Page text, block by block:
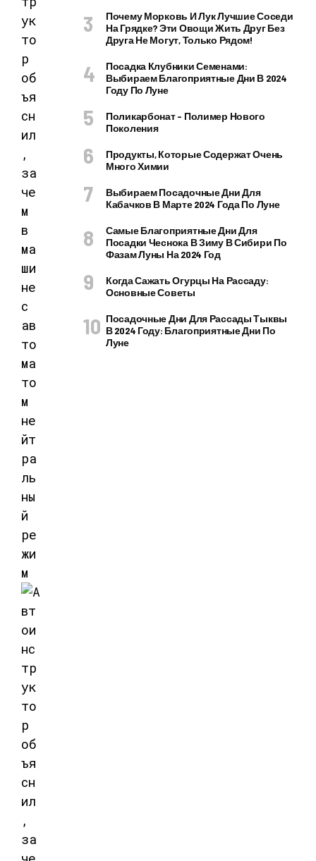
Почему Морковь И Лук Лучшие Соседи
На Грядке? Эти Овощи Жить Друг Без
Друга Не Могут, Только Рядом!
Посадка Клубники Семенами:
Выбираем Благоприятные Дни В 2024
Году По Луне
Поликарбонат – Полимер Нового
Поколения
Продукты, Которые Содержат Очень
Много Химии
Выбираем Посадочные Дни Для
Кабачков В Марте 2024 Года По Луне
Самые Благоприятные Дни Для
Посадки Чеснока В Зиму В Сибири По
Фазам Луны На 2024 Год
Когда Сажать Огурцы На Рассаду:
Основные Советы
Посадочные Дни Для Рассады Тыквы
В 2024 Году: Благоприятные Дни По
Луне